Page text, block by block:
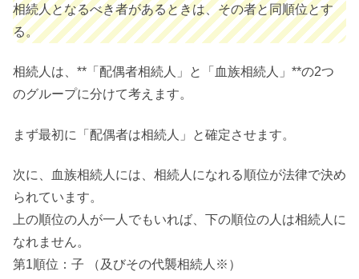
相続人となるべき者があるときは、その者と同順位とす
る。
相続人は、**「配偶者相続人」と「血族相続人」**の2つ
のグループに分けて考えます。
まず最初に「配偶者は相続人」と確定させます。
次に、血族相続人には、相続人になれる順位が法律で決め
られています。
上の順位の人が一人でもいれば、下の順位の人は相続人に
なれません。
第1順位：子 （及びその代襲相続人※）